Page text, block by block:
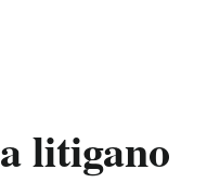
litigano